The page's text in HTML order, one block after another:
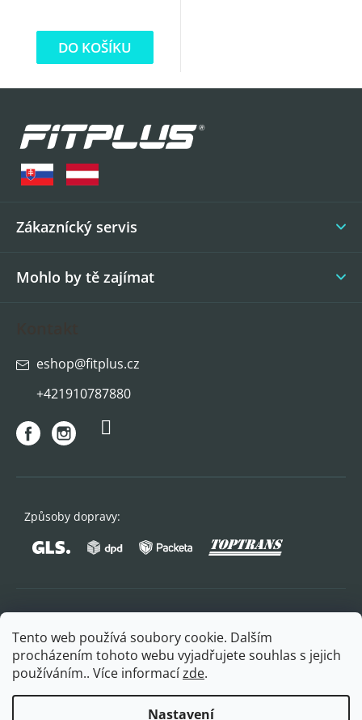
Tento web používá soubory cookie. Dalším
procházením tohoto webu vyjadřujete souhlas s jejich
používáním.. Více informacízde.
Nastavení
DO KOŠÍKU
Zákaznícký servis
Mohlo by tě zajímat
eshop@fitplus.cz
+421910787880
Způsoby dopravy: